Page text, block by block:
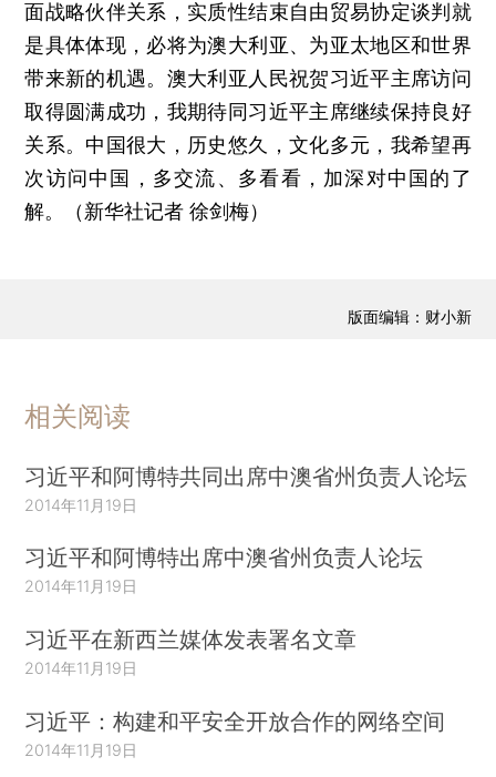
面战略伙伴关系，实质性结束自由贸易协定谈判就
是具体体现，必将为澳大利亚、为亚太地区和世界
带来新的机遇。澳大利亚人民祝贺习近平主席访问
取得圆满成功，我期待同习近平主席继续保持良好
关系。中国很大，历史悠久，文化多元，我希望再
次访问中国，多交流、多看看，加深对中国的了
解。（新华社记者 徐剑梅）
版面编辑：财小新
相关阅读
习近平和阿博特共同出席中澳省州负责人论坛
2014年11月19日
习近平和阿博特出席中澳省州负责人论坛
2014年11月19日
习近平在新西兰媒体发表署名文章
2014年11月19日
习近平：构建和平安全开放合作的网络空间
2014年11月19日